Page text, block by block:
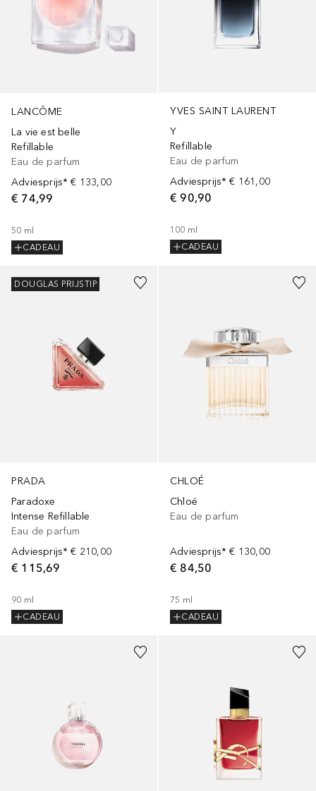
LANCÔME
La vie est belle
Refillable
Eau de parfum
Adviesprijs* € 133,00
€ 74,99
50 ml
CADEAU
YVES SAINT LAURENT
Y
Refillable
Eau de parfum
Adviesprijs* € 161,00
€ 90,90
100 ml
CADEAU
PRADA
Paradoxe
Intense Refillable
Eau de parfum
Adviesprijs* € 210,00
€ 115,69
90 ml
CADEAU
DOUGLAS PRIJSTIP
CHLOÉ
Chloé
Eau de parfum
Adviesprijs* € 130,00
€ 84,50
75 ml
CADEAU